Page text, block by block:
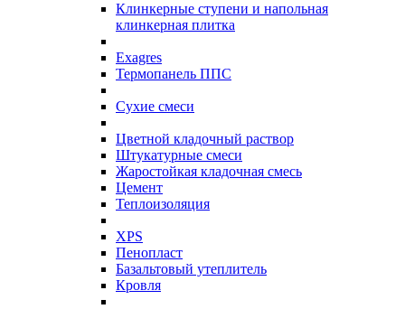
Клинкерные ступени и напольная
клинкерная плитка
Exagres
Термопанель ППС
Сухие смеси
Цветной кладочный раствор
Штукатурные смеси
Жаростойкая кладочная смесь
Цемент
Теплоизоляция
XPS
Пенопласт
Базальтовый утеплитель
Кровля